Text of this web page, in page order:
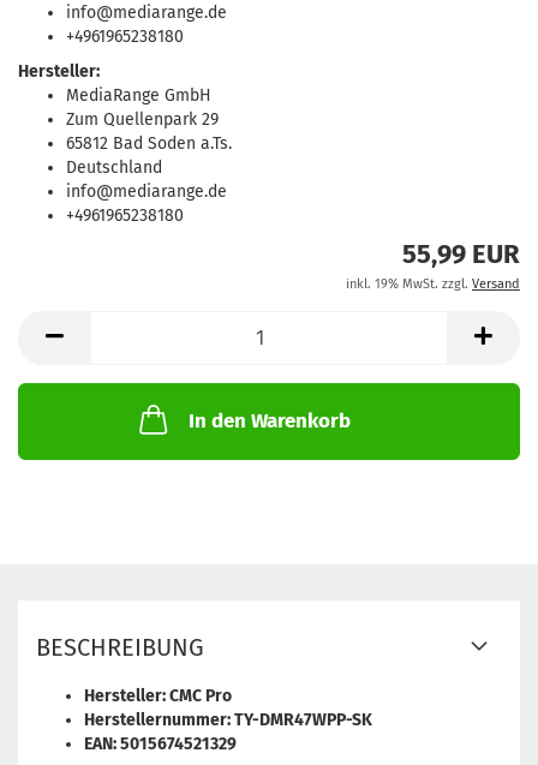
info@mediarange.de
+4961965238180
Hersteller:
MediaRange GmbH
Zum Quellenpark 29
65812 Bad Soden a.Ts.
Deutschland
info@mediarange.de
+4961965238180
55,99 EUR
inkl. 19% MwSt. zzgl. Versand
In den Warenkorb
BESCHREIBUNG
Hersteller: CMC Pro
Herstellernummer: TY-DMR47WPP-SK
EAN: 5015674521329